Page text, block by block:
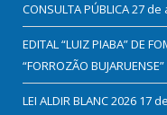
CONSULTA PÚBLICA27 de
EDITAL “LUIZ PIABA” DE
“FORROZÃO BUJARUENSE”
LEI ALDIR BLANC 2026 17